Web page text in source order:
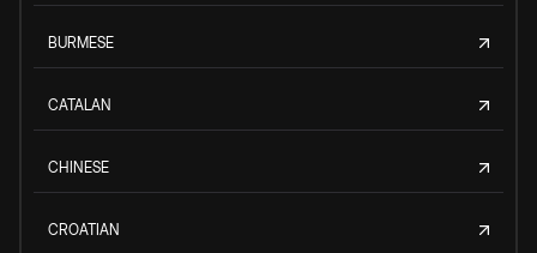
BURMESE
CATALAN
CHINESE
CROATIAN